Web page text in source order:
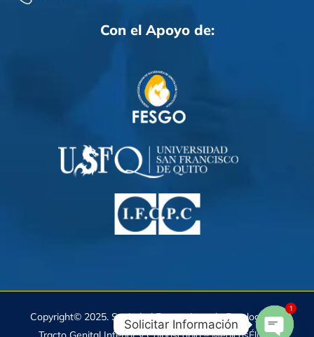
Con el Apoyo de:
Copyright© 2025. Sociedad Ecuatoriana de Patología del
Solicitar Información
1